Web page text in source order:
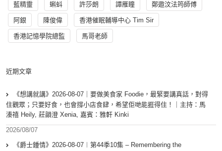
藍精靈 蝌蚪 許莎朗 譚雁瞳 鄭遨汶法筠師傅
阿銀 陳俊偉 香港催眠輔導中心 Tim Sir
香港記憶學院總監 馬哥老師
近期文章
《想講就講》2026-08-07｜要做美食家 Foodie，最緊要講真話，對得
住觀眾；只要好食，也會撐小店食肆，希望佢哋能捱得住！｜主持：馬
溱禧 Heily, 莊韻澄 Xenia, 嘉賓：雅軒 Kinki
2026/08/07
《爵士鍾情》2026-08-07︱第44季10集 – Remembering the